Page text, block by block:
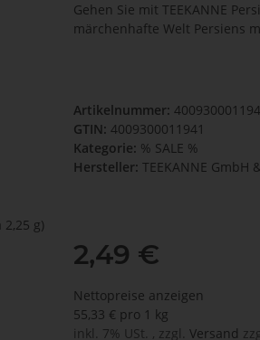
Gehen Sie mit TEEKANNE
märchenhafte Welt Persiens
Artikelnummer:
GTIN: 4009300011941
Kategorie: % SALE %
Hersteller: TEEKANNE GmbH
2,49 €
Nettopreise anzeigen
55,33 € pro 1 kg
inkl. 7% USt. , zzgl. Versand